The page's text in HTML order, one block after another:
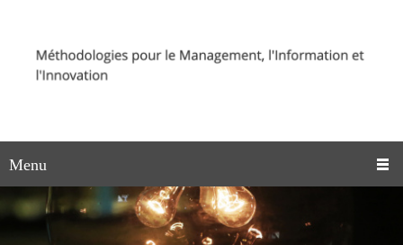
Menu